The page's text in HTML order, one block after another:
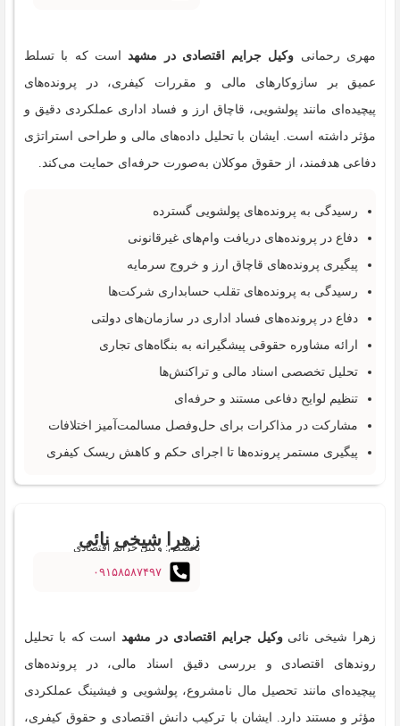
مهری رحمانی وکیل جرایم اقتصادی در مشهداست که با تسلط
عمیق بر سازوکارهای مالی و مقررات کیفری، در پرونده‌های
پیچیده‌ای مانند پولشویی، قاچاق ارز و فساد اداری عملکردی دقیق و
مؤثر داشته است. ایشان با تحلیل داده‌های مالی و طراحی استراتژی
دفاعی هدفمند، از حقوق موکلان به‌صورت حرفه‌ای حمایت می‌کند.
رسیدگی به پرونده‌های پولشویی گسترده
دفاع در پرونده‌های دریافت وام‌های غیرقانونی
پیگیری پرونده‌های قاچاق ارز و خروج سرمایه
رسیدگی به پرونده‌های تقلب حسابداری شرکت‌ها
دفاع در پرونده‌های فساد اداری در سازمان‌های دولتی
ارائه مشاوره حقوقی پیشگیرانه به بنگاه‌های تجاری
تحلیل تخصصی اسناد مالی و تراکنش‌ها
تنظیم لوایح دفاعی مستند و حرفه‌ای
مشارکت در مذاکرات برای حل‌وفصل مسالمت‌آمیز اختلافات
پیگیری مستمر پرونده‌ها تا اجرای حکم و کاهش ریسک کیفری
زهرا شیخی نائی
تخصص: وکیل جرایم اقتصادی
۰۹۱۵۸۵۸۷۴۹۷
زهرا شیخی نائی وکیل جرایم اقتصادی در مشهداست که با تحلیل
روندهای اقتصادی و بررسی دقیق اسناد مالی، در پرونده‌های
پیچیده‌ای مانند تحصیل مال نامشروع، پولشویی و فیشینگ عملکردی
مؤثر و مستند دارد. ایشان با ترکیب دانش اقتصادی و حقوق کیفری،